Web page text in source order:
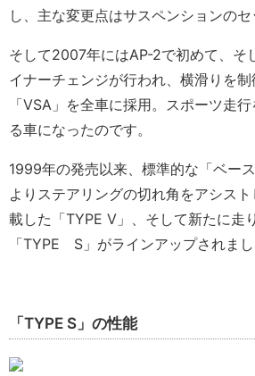
し、主な変更点はサスペンションのセ
そして2007年にはAP-2で初めて、そ
イナーチェンジが行われ、横滑りを
「VSA」を全車に採用。スポーツ走
る車になったのです。
1999年の発売以来、標準的な「ベー
よりステアリングの切れ角をアシス
載した「TYPE V」、そして新たに走
「TYPE S」がラインアップされまし
「TYPE S」の性能